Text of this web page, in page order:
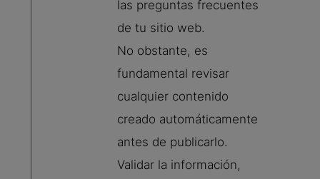
las preguntas frecuentes
de tu sitio web.
No obstante, es
fundamental revisar
cualquier contenido
creado automáticamente
antes de publicarlo.
Validar la información,